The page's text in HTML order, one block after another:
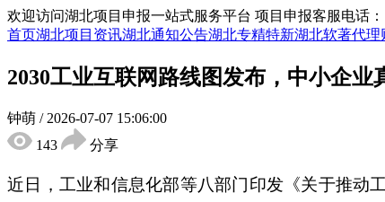
欢迎访问湖北项目申报一站式服务平台 项目申报客服电话：
首页湖北项目资讯湖北通知公告湖北专精特新湖北软著代理
2030工业互联网路线图发布，中小企业
钟萌 / 2026-07-07 15:06:00
143
分享
近日，工业和信息化部等八部门印发《关于推动